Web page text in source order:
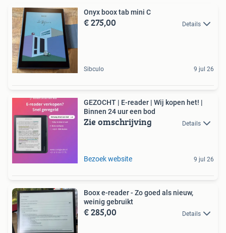
Onyx boox tab mini C
€ 275,00 Details
Sibculo 9 jul 26
GEZOCHT | E-reader | Wij kopen het! |
Binnen 24 uur een bod
Zie omschrijving Details
Bezoek website 9 jul 26
Boox e-reader - Zo goed als nieuw,
weinig gebruikt
€ 285,00 Details